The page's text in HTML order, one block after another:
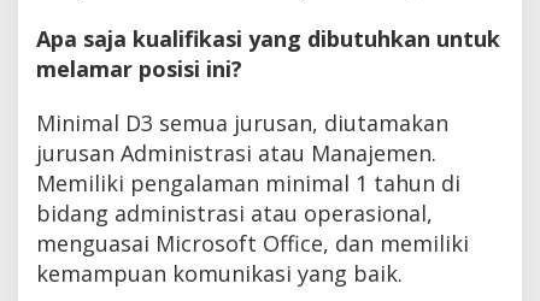
Apa saja kualifikasi yang dibutuhkan untuk
melamar posisi ini?
Minimal D3 semua jurusan, diutamakan
jurusan Administrasi atau Manajemen.
Memiliki pengalaman minimal 1 tahun di
bidang administrasi atau operasional,
menguasai Microsoft Office, dan memiliki
kemampuan komunikasi yang baik.